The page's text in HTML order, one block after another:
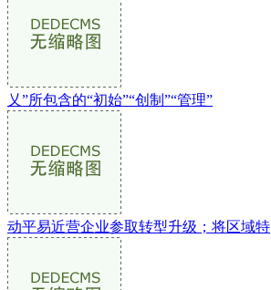
乂”所包含的“初始”“创制”“管理”
动平易近营企业参取转型升级；将区域特